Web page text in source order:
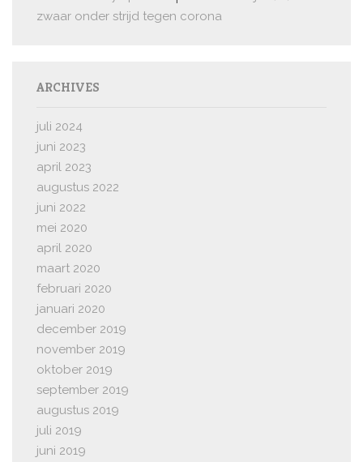
zwaar onder strijd tegen corona
ARCHIVES
juli 2024
juni 2023
april 2023
augustus 2022
juni 2022
mei 2020
april 2020
maart 2020
februari 2020
januari 2020
december 2019
november 2019
oktober 2019
september 2019
augustus 2019
juli 2019
juni 2019